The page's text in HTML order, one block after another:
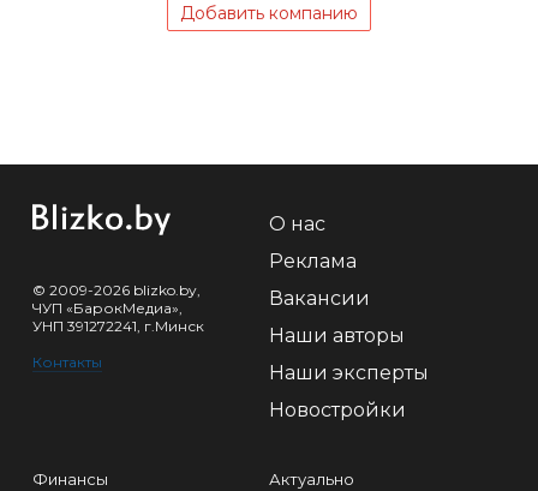
Добавить компанию
© 2009-2026 blizko.by,
ЧУП «БарокМедиа»,
УНП 391272241, г.Минск
Контакты
О нас
Реклама
Вакансии
Наши авторы
Наши эксперты
Новостройки
Финансы
Актуально